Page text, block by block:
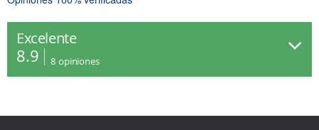
Excelente
8.9 8 opiniones